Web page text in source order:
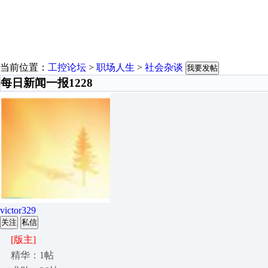
当前位置： 工控论坛 > 职场人生 > 社会杂谈 我要发帖
每日新闻一报1228
victor329
关注 私信
[版主]
精华：1帖